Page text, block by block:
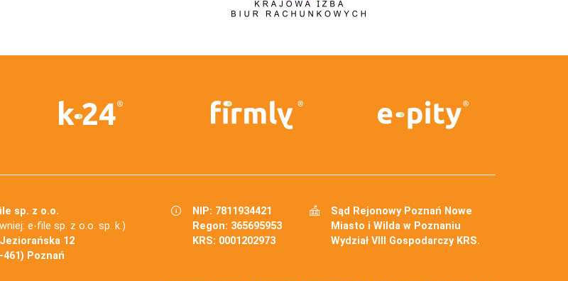
sp. z o.o.
e-file sp. z o.o. sp. k.)
12
461) Poznań
NIP: 7811934421
Regon: 365695953
KRS: 0001202973
Sąd Rejonowy Poznań Nowe
Miasto i Wilda w Poznaniu
Wydział VIII Gospodarczy KRS.